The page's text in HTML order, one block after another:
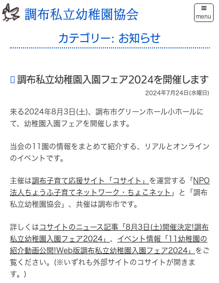
コ
ン
調布私立幼稚園協会 menu
カテゴリー: お知らせ
調布私立幼稚園入園フェア2024を開催します
2024年7月24日(水曜日)
来る2024年8月3日(土)、調布市グリーンホール小ホールに
て、幼稚園入園フェアを開催します。
当会の11園の情報をまとめて紹介する、リアルとオンライン
のイベントです。
主催は調布子育て応援サイト「コサイト」 を運営する「 NPO
法人ちょうふ子育てネットワーク・ちょこネット 」と「調布
私立幼稚園協会」、共催は調布市です。
詳しくは コサイトのニュース記事「8月3日(土)開催決定!調布
私立幼稚園入園フェア2024」 、 イベント情報「11幼稚園の
紹介動画公開!Web版調布私立幼稚園入園フェア2024」 をご
覧ください。(※いずれも外部サイトのコサイトが開きま
す。)